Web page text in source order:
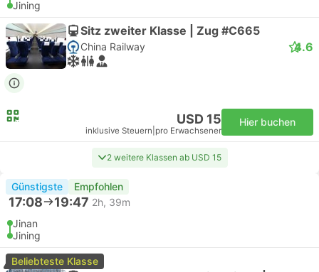
Jining
Sitz zweiter Klasse | Zug #C665
China Railway 4.6
USD 15
inklusive Steuern pro Erwachsener
Hier buchen
2 weitere Klassen ab USD 15
Günstigste Empfohlen
17:08 19:47 2h, 39m
Jinan
Jining
Beliebteste Klasse